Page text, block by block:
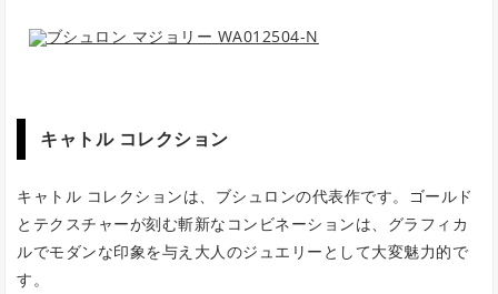
キャトル コレクション
キャトル コレクションは、ブシュロンの代表作です。ゴールド
とテクスチャーが刻む斬新なコンビネーションは、グラフィカ
ルでモダンな印象を与え大人のジュエリーとして大変魅力的で
す。